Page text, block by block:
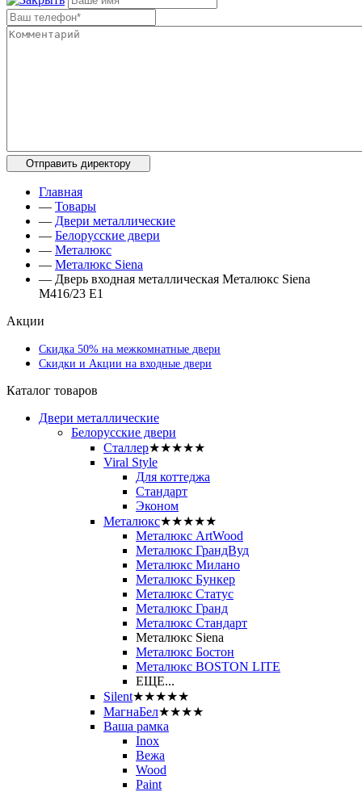
Главная
— Товары
— Двери металлические
— Белорусские двери
— Металюкс
— Металюкс Siena
— Дверь входная металлическая Металюкс Siena
М416/23 Е1
Акции
Скидка 50% на межкомнатные двери
Скидки и Акции на входные двери
Каталог товаров
Двери металлические
Белорусские двери
Сталлер★★★★★
Viral Style
Для коттеджа
Стандарт
Эконом
Металюкс★★★★★
Металюкс ArtWood
Металюкс ГрандВуд
Металюкс Милано
Металюкс Бункер
Металюкс Статус
Металюкс Гранд
Металюкс Стандарт
Металюкс Siena
Металюкс Бостон
Металюкс BOSTON LITE
ЕЩЕ...
Silent★★★★★
МагнаБел★★★★
Ваша рамка
Inox
Вежа
Wood
Paint